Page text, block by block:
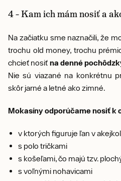
4 – Kam ich mám nosiť a
Na začiatku sme naznačili, že
trochu old money, trochu
chcieť nosiť na denné
Nie sú viazané na konkrétnu
skôr jarné a letné ako zimné.
Mokasíny odporúčame nosiť k
v ktorých figuruje ľan v
s polo tričkami
s košeľami, čo majú tzv.
s voľnými nohavicami